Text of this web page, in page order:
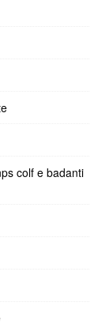
colf e badanti